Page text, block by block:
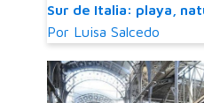
Sur de Italia: playa,
Por Luisa Salcedo